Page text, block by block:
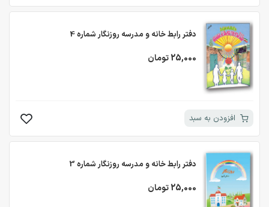
دفتر رابط خانه و مدرسه روزنگار شماره 4
25,000 تومان
افزودن به سبد
دفتر رابط خانه و مدرسه روزنگار شماره 3
25,000 تومان